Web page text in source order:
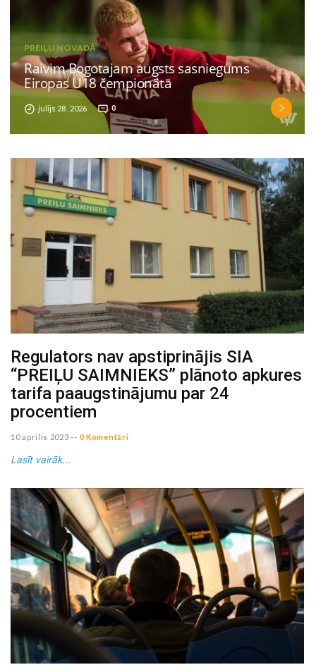
PREIĻU NOVADĀ
Raivim Bogotajam augsts sasniegums
Eiropas U18 čempionātā
julijs 28 , 2026 0
Regulators nav apstiprinājis SIA
“PREIĻU SAIMNIEKS” plānoto apkures
tarifa paaugstinājumu par 24
procentiem
10 aprilis 2023 -- 0 Komentāri
Lasīt vairāk...